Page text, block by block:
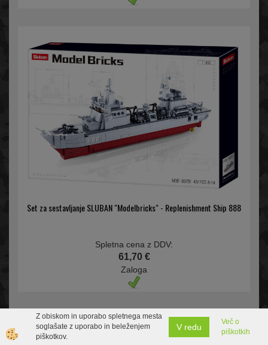
Set za sestavljanje SLUBAN "Modelbricks" - Replenishment Ship 888
Spletna cena z DDV:
61,70 €
Zaloga
Z obiskom in uporabo spletnega mesta
soglašate z uporabo in beleženjem
piškotkov.
V redu
Več o
piškotkih